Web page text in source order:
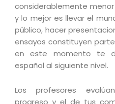
considerablemente
y lo mejor es llevar el
público, hacer
ensayos constituyen
en este momento te
español al siguiente nivel.
Los profesores
progreso y el de tus